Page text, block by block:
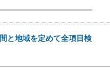
と地域を定めて全項目検